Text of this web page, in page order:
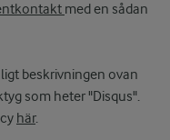
med en sådan
beskrivningen ovan
som heter "Disqus".
här.